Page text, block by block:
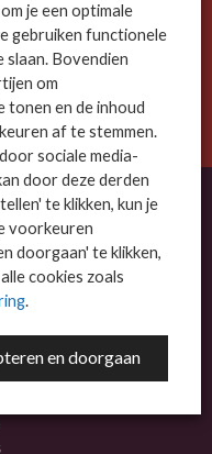
AANMELDEN
met MKB-focus.
je een optimale
gebruiken functionele
Bovendien
om
en de inhoud
af te stemmen.
sociale media-
door deze derden
te klikken, kun je
voorkeuren
doorgaan' te klikken,
cookies zoals
.
en doorgaan